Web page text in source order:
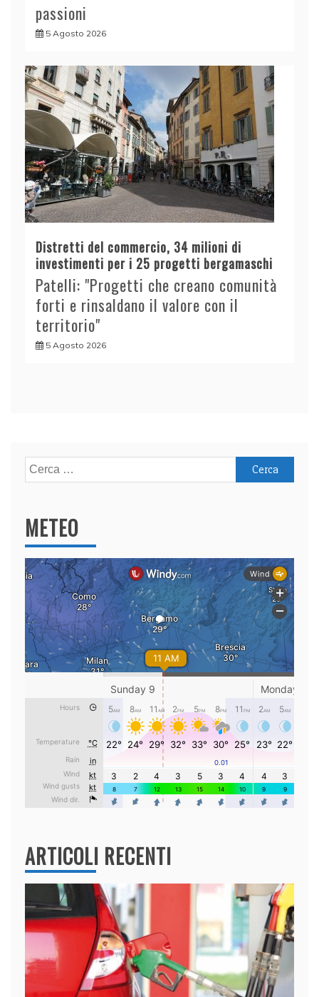
passioni
5 Agosto 2026
Distretti del commercio, 34 milioni di
investimenti per i 25 progetti bergamaschi
Patelli: "Progetti che creano comunità
forti e rinsaldano il valore con il
territorio"
5 Agosto 2026
Ricerca
per:
METEO
ARTICOLI RECENTI